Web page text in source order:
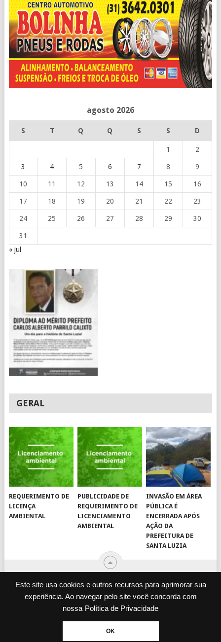
Este site usa cookies e outros recursos para aprimorar sua
experiência. Ao navegar pelo site você concorda com
nossa Política de Privacidade
OK
agosto 2026
S T Q Q S S D
1 2
3 4 5 6 7 8 9
10 11 12 13 14 15 16
17 18 19 20 21 22 23
24 25 26 27 28 29 30
31
« jul
GERAL
REQUERIMENTO DE
LICENÇA
AMBIENTAL
PUBLICIDADE DE
REQUERIMENTO DE
LICENCIAMENTO
AMBIENTAL
INVASÃO EM ÁREA
PÚBLICA É
ENCERRADA APÓS
AÇÃO DA
PREFEITURA DE
SANTA LUZIA